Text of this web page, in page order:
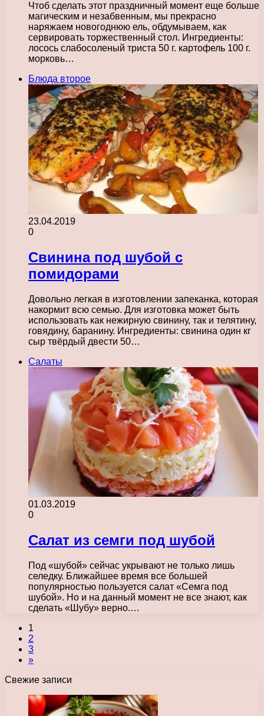
Чтоб сделать этот праздничный момент еще больше
магическим и незабвенным, мы прекрасно
наряжаем новогоднюю ель, обдумываем, как
сервировать торжественный стол. Ингредиенты:
лосось слабосоленый триста 50 г. картофель 100 г.
морковь…
Блюда второе
23.04.2019
0
Свинина под шубой с
помидорами
Довольно легкая в изготовлении запеканка, которая
накормит всю семью. Для изготовка может быть
использовать как нежирную свинину, так и телятину,
говядину, баранину. Ингредиенты: свинина один кг
сыр твёрдый двести 50…
Салаты
01.03.2019
0
Салат из семги под шубой
Под «шубой» сейчас укрывают не только лишь
селедку. Ближайшее время все большей
популярностью пользуется салат «Семга под
шубой». Но и на данный момент не все знают, как
сделать «Шубу» верно.…
1
2
3
»
Свежие записи